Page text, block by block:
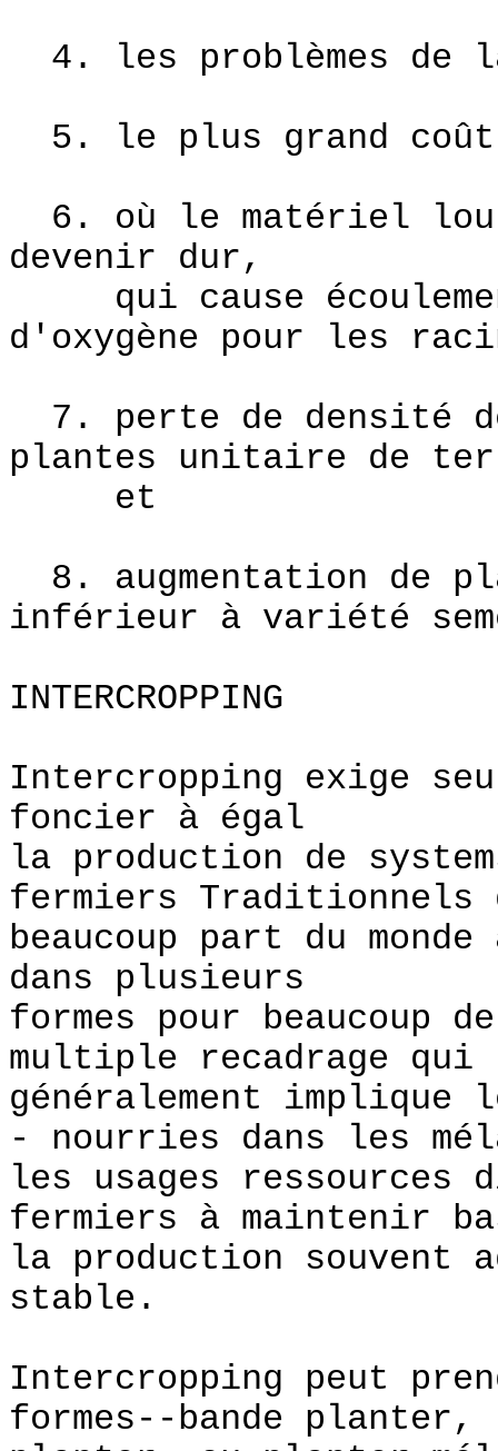
4. les problèmes de
5. le plus grand
6. où le matériel
devenir dur,
qui cause
d'oxygène pour les
7. perte de densité
plantes unitaire de
et
8. augmentation de
inférieur à variété
INTERCROPPING
Intercropping exige
foncier à égal
la production de
fermiers Traditionnels
beaucoup part du
dans plusieurs
formes pour beaucoup
multiple recadrage qui
généralement
- nourries dans les
les usages
fermiers à maintenir
la production souvent
stable.
Intercropping peut
formes--bande